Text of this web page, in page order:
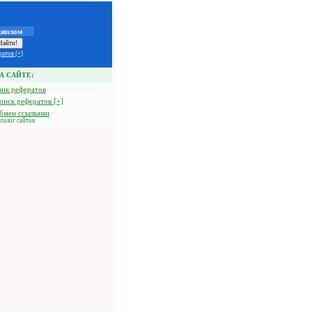
[+]
САЙТЕ:
рефератов
рефератов [+]
ссылками
сайтов